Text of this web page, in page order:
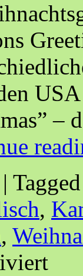
–
| Tagged
,
,